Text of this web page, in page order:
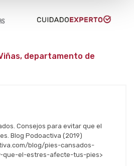
departamento de
Consejos para evitar que el
Blog Podoactiva (2019)
blog/pies-cansados-
que-el-estres-afecte-tus-pies>